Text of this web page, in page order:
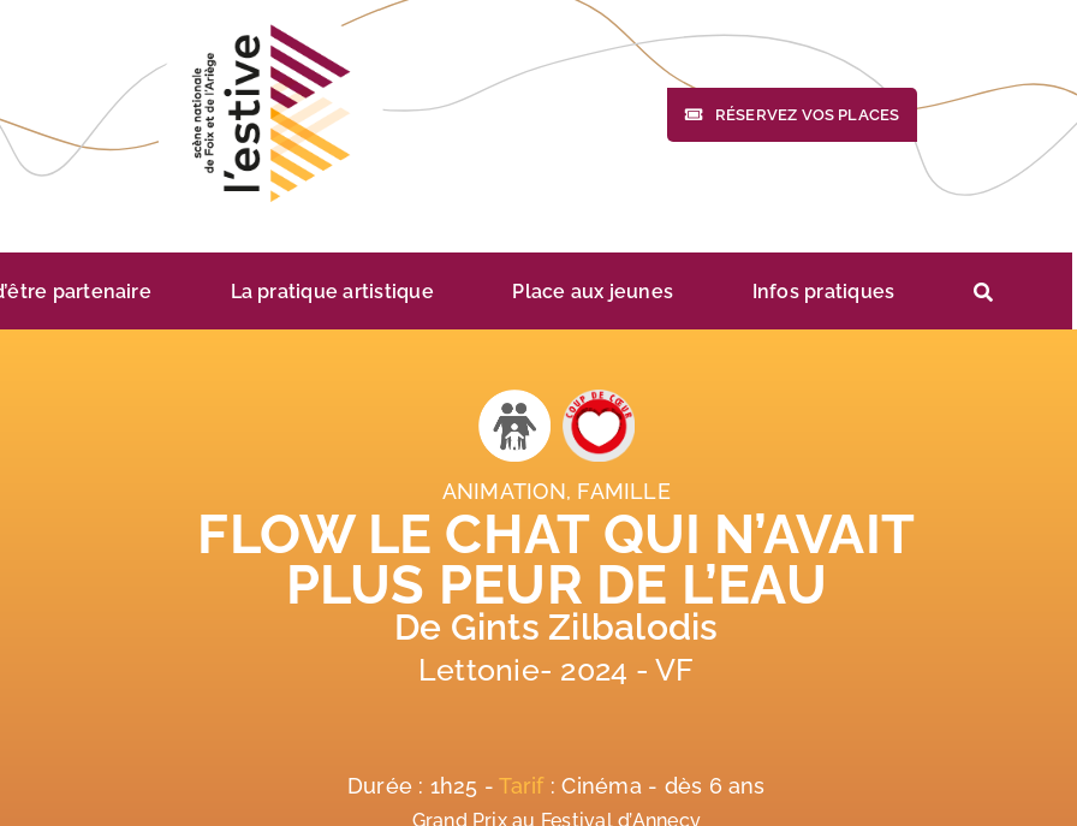
RÉSERVEZ VOS PLACES
partenaire La pratique artistique Place aux jeunes Infos pratiques
ANIMATION, FAMILLE
FLOW LE CHAT QUI N’AVAIT
PLUS PEUR DE L’EAU
De Gints Zilbalodis
Lettonie- 2024 - VF
Durée : 1h25 -Tarif : Cinéma - dès 6 ans
Grand Prix au Festival d’Annecy